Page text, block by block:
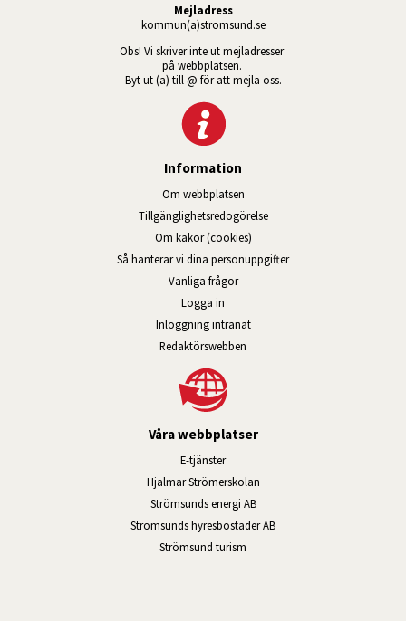
Mejladress
kommun(a)stromsund.se
Obs! Vi skriver inte ut mejladresser
på webbplatsen.
Byt ut (a) till @ för att mejla oss.
Information
Om webbplatsen
Tillgänglig­hets­redo­görelse
Om kakor (cookies)
Så hanterar vi dina personuppgifter
Vanliga frågor
Logga in
Inloggning intranätÖppnas i nytt fönster.
Redaktörswebben
Våra webbplatser
E-tjänsterLänk till annan webbplats, öppnas i
Hjalmar StrömerskolanLänk till annan webbplats,
Strömsunds energi ABLänk till annan webbplats,
Strömsunds hyresbostäder ABLänk till annan
Strömsund turism